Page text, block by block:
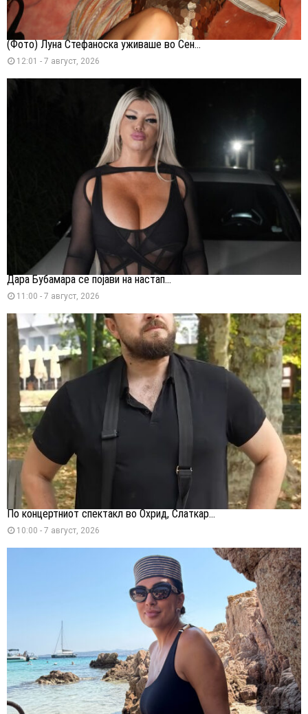
(Фото) Луна Стефаноска уживаше во Сен...
12:01 - 7 август, 2026
Дара Бубамара се појави на настап...
11:00 - 7 август, 2026
По концертниот спектакл во Охрид, Слаткар...
10:00 - 7 август, 2026